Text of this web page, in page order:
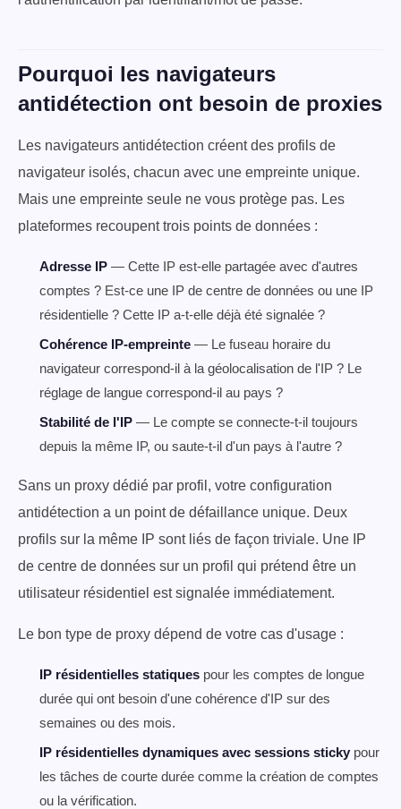
Pourquoi les navigateurs
antidétection ont besoin de proxies
Les navigateurs antidétection créent des profils de
navigateur isolés, chacun avec une empreinte unique.
Mais une empreinte seule ne vous protège pas. Les
plateformes recoupent trois points de données :
Adresse IP — Cette IP est-elle partagée avec d'autres
comptes ? Est-ce une IP de centre de données ou une IP
résidentielle ? Cette IP a-t-elle déjà été signalée ?
Cohérence IP-empreinte — Le fuseau horaire du
navigateur correspond-il à la géolocalisation de l'IP ? Le
réglage de langue correspond-il au pays ?
Stabilité de l'IP — Le compte se connecte-t-il toujours
depuis la même IP, ou saute-t-il d'un pays à l'autre ?
Sans un proxy dédié par profil, votre configuration
antidétection a un point de défaillance unique. Deux
profils sur la même IP sont liés de façon triviale. Une IP
de centre de données sur un profil qui prétend être un
utilisateur résidentiel est signalée immédiatement.
Le bon type de proxy dépend de votre cas d'usage :
IP résidentielles statiques pour les comptes de longue
durée qui ont besoin d'une cohérence d'IP sur des
semaines ou des mois.
IP résidentielles dynamiques avec sessions sticky pour
les tâches de courte durée comme la création de comptes
ou la vérification.